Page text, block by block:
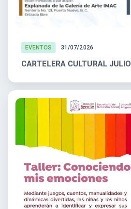
EVENTOS 31/07/2026
CARTELERA CULTURAL JULIO